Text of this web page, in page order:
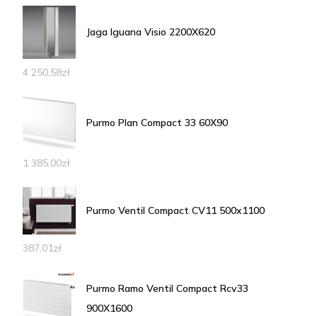
Jaga Iguana Visio 2200X620
4 250,58zł
Purmo Plan Compact 33 60X90
1 385,00zł
Purmo Ventil Compact CV11 500x1100
387,01zł
Purmo Ramo Ventil Compact Rcv33
900X1600